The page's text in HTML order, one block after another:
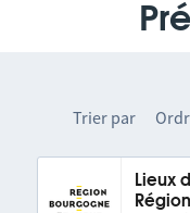
Trier par
Lieux